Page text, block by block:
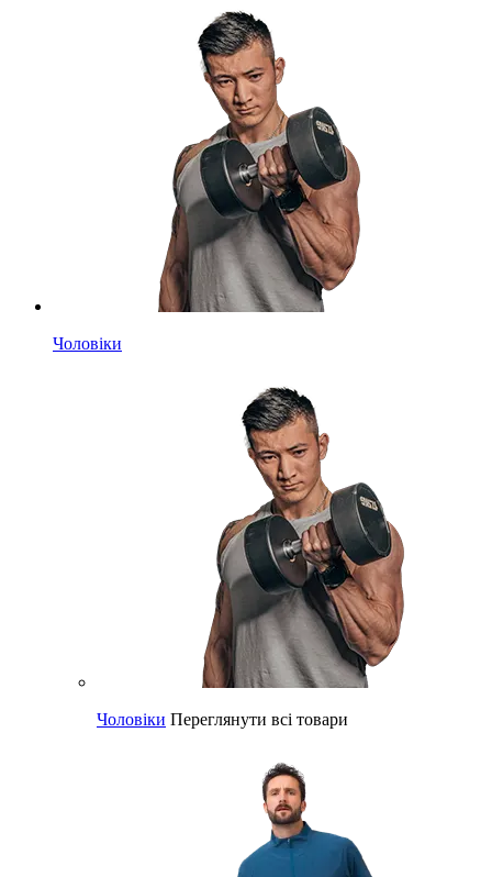
Чоловіки
Чоловіки Переглянути всі товари